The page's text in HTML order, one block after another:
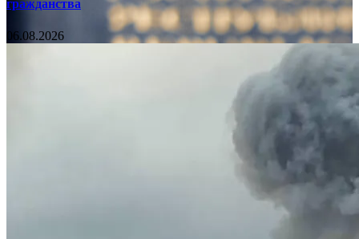
гражданства
06.08.2026